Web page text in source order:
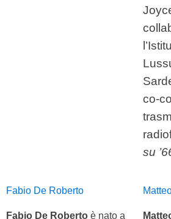
co-
su
Fabio De Roberto
Fabio De Roberto è nato a